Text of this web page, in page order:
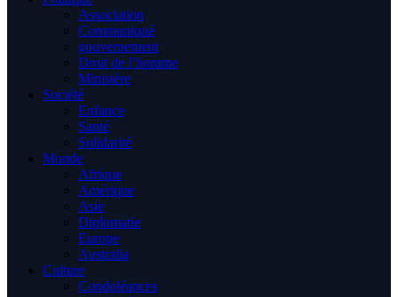
Association
Communiqué
gouvernement
Droit de l’homme
Ministère
Société
Enfance
Santé
Solidarité
Monde
Afrique
Amérique
Asie
Diplomatie
Europe
Australia
Culture
Condoléances